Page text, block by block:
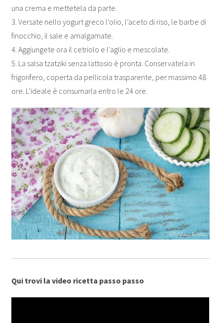
una crema e mettetela da parte.
3. Versate nello yogurt greco l’olio, l’aceto di riso, le barbe di
finocchio, il sale e amalgamate.
4. Aggiungete ora il cetriolo e l’aglio e mescolate.
5. La salsa tzatziki senza lattosio è pronta. Conservatela in
frigorifero, coperta da pellicola trasparente, per massimo 48
ore. L’ideale è consumarla entro le 24 ore.
Qui trovi la video ricetta passo passo